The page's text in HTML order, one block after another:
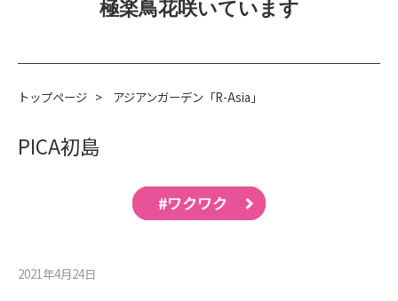
極楽鳥花咲いています
トップページ > アジアンガーデン「R-Asia」
PICA初島
#ワクワク
2021年4月24⽇